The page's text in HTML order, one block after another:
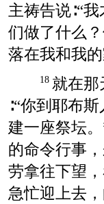
主祷告说∶“
们做了什么
落在我和我
18 就在那
∶“你到耶布
建一座祭坛。
的命令行事
劳拿往下望
急忙迎上去，